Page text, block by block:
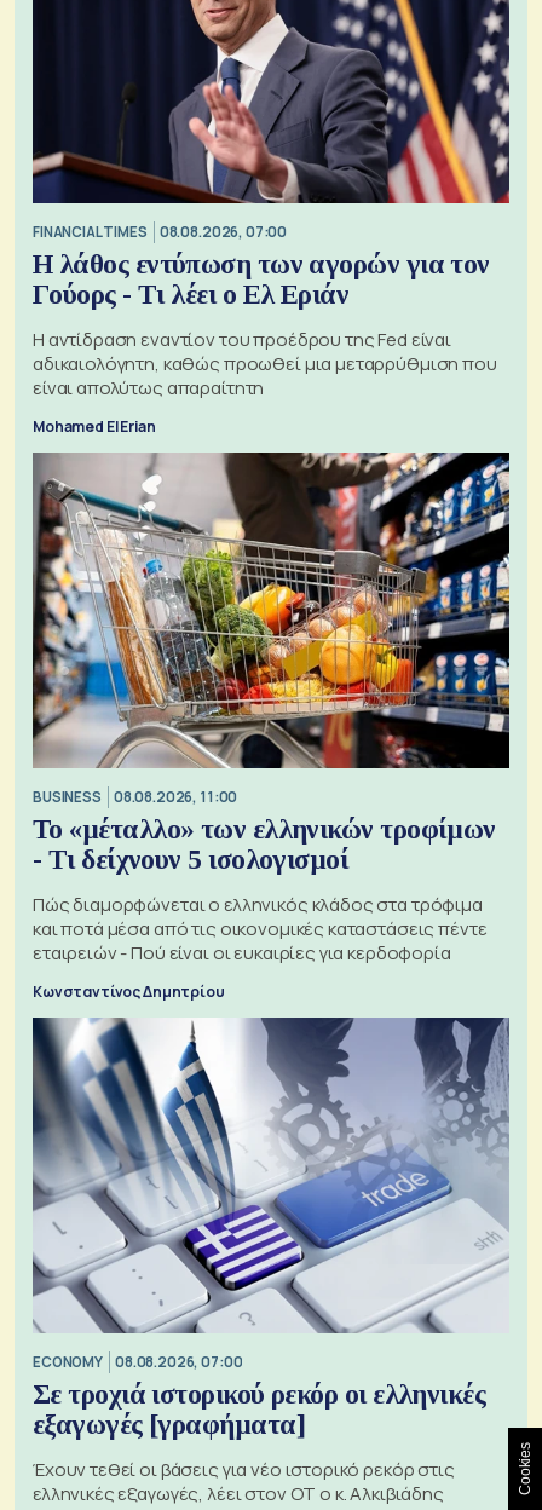
FINANCIAL TIMES 08.08.2026, 07:00
Η λάθος εντύπωση των αγορών για τον
Γούορς - Τι λέει ο Ελ Εριάν
Η αντίδραση εναντίον του προέδρου της Fed είναι
αδικαιολόγητη, καθώς προωθεί μια μεταρρύθμιση που
είναι απολύτως απαραίτητη
Mohamed El Erian
BUSINESS 08.08.2026, 11:00
Το «μέταλλο» των ελληνικών τροφίμων
- Τι δείχνουν 5 ισολογισμοί
Πώς διαμορφώνεται ο ελληνικός κλάδος στα τρόφιμα
και ποτά μέσα από τις οικονομικές καταστάσεις πέντε
εταιρειών - Πού είναι οι ευκαιρίες για κερδοφορία
Κωνσταντίνος Δημητρίου
ECONOMY 08.08.2026, 07:00
Σε τροχιά ιστορικού ρεκόρ οι ελληνικές
εξαγωγές [γραφήματα]
Έχουν τεθεί οι βάσεις για νέο ιστορικό ρεκόρ στις
ελληνικές εξαγωγές, λέει στον ΟΤ ο κ. Αλκιβιάδης
Cookies